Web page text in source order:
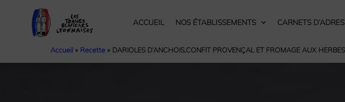
ACCUEIL NOS ÉTABLISSEMENTS CARNETS
Accueil » Recette » DARIOLES D’ANCHOIS,CONFIT PROVENÇAL ET FROMAGE AUX HERBES